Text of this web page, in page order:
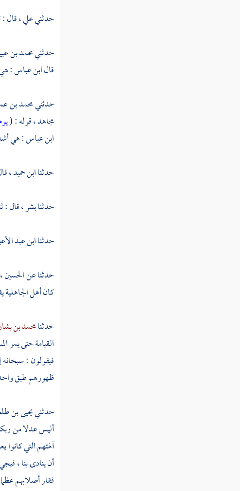
حدثنيعلي ،قال :
حدثنيمحمد بن
قالابن عباس:
حدثنيمحمد بن
مجاهد ،قوله : (
ابن عباس: هي
حدثناابن حميد ،
حدثنابشر ،قال :
حدثناابن عبد
حدثنا عنالحسين ،
كان أهل
حدثنامحمد بن
القيامة حتى يمر
فيقولون : سبحانه
ظهورهم طبق واحد
حدثنييحيى بن
أليس عدلا من
آلهتهم التي
أن ينادى بنا ،
فقار أصلابهم